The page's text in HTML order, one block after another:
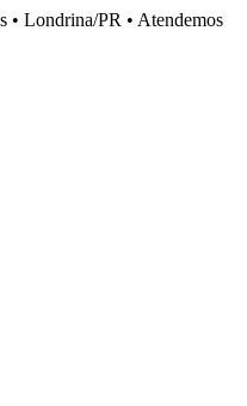
• Londrina/PR • Atendemos